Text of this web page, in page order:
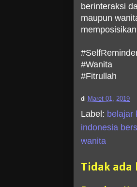
berinteraksi
maupun
#Wanita
#Fitrullah
di Maret 01, 2019
Label: belajar
indonesia
wanita
Tidak ada